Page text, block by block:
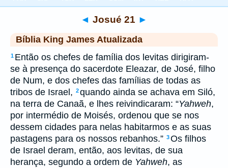
◄ Josué 21 ►
Bíblia King James Atualizada
1 Então os chefes de família dos levitas dirigiram-
se à presença do sacerdote Eleazar, de José, filho
de Num, e dos chefes das famílias de todas as
tribos de Israel, 2quando ainda se achava em Siló,
na terra de Canaã, e lhes reivindicaram: “Yahweh,
por intermédio de Moisés, ordenou que se nos
dessem cidades para nelas habitarmos e as suas
pastagens para os nossos rebanhos.” 3Os filhos
de Israel deram, então, aos levitas, de sua
herança, segundo a ordem de Yahweh, as